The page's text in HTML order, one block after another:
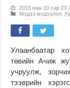
2013 оны 10 сар 23
Мэдээ мэдээлэл ,
Улаанбаатар
төвийн Ачиж
учруулж,
тээврийн